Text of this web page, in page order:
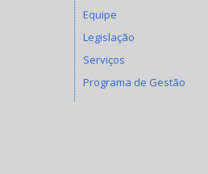
Equipe
Legislação
Serviços
Programa de Gestão